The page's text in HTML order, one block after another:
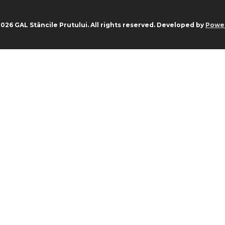
GAL Stâncile Prutului. All rights reserved. Developed by